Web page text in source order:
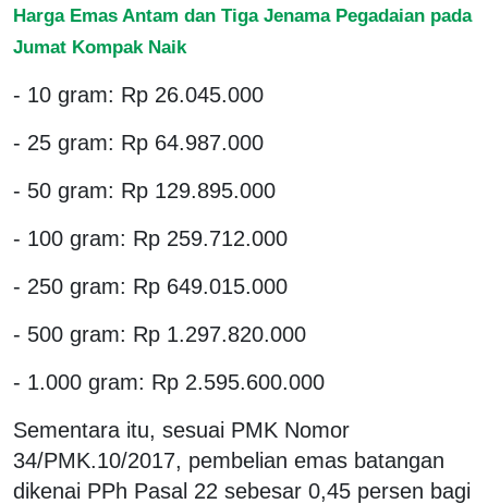
Harga Emas Antam dan Tiga Jenama Pegadaian pada
Jumat Kompak Naik
- 10 gram: Rp 26.045.000
- 25 gram: Rp 64.987.000
- 50 gram: Rp 129.895.000
- 100 gram: Rp 259.712.000
- 250 gram: Rp 649.015.000
- 500 gram: Rp 1.297.820.000
- 1.000 gram: Rp 2.595.600.000
Sementara itu, sesuai PMK Nomor
34/PMK.10/2017, pembelian emas batangan
dikenai PPh Pasal 22 sebesar 0,45 persen bagi